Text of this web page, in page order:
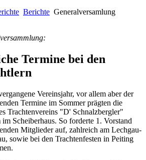
Berichte Generalversamlung
Termine bei den
Vereinsjahr, vor allem aber der
Termine im Sommer prägten die
Trachtenvereins "D' Schnalzbergler"
Scheiberhaus. So forderte 1. Vorstand
Mitglieder auf, zahlreich am Lechgau-
sowie bei den Trachtenfesten in Peiting